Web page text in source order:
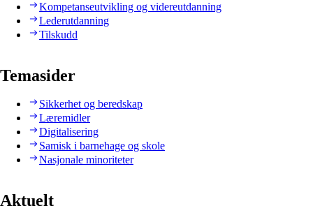
Kompetanseutvikling og videreutdanning
Lederutdanning
Tilskudd
Temasider
Sikkerhet og beredskap
Læremidler
Digitalisering
Samisk i barnehage og skole
Nasjonale minoriteter
Aktuelt